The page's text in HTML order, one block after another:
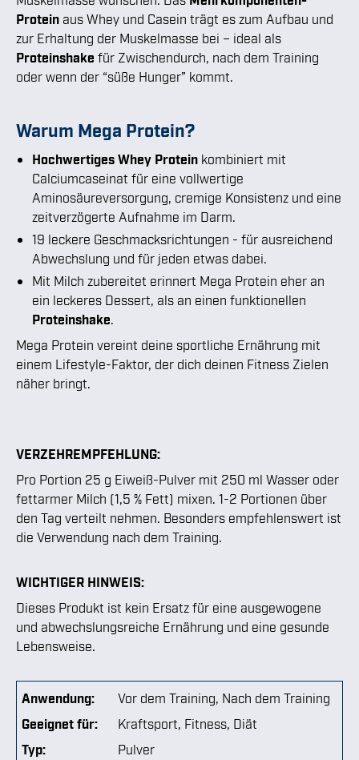
Protein aus Whey und Casein trägt es zum Aufbau und
zur Erhaltung der Muskelmasse bei – ideal als
Proteinshake für Zwischendurch, nach dem Training
oder wenn der “süße Hunger” kommt.
Warum Mega Protein?
Hochwertiges Whey Protein kombiniert mit
Calciumcaseinat für eine vollwertige
Aminosäureversorgung, cremige Konsistenz und eine
zeitverzögerte Aufnahme im Darm.
19 leckere Geschmacksrichtungen - für ausreichend
Abwechslung und für jeden etwas dabei.
Mit Milch zubereitet erinnert Mega Protein eher an
ein leckeres Dessert, als an einen funktionellen
Proteinshake.
Mega Protein vereint deine sportliche Ernährung mit
einem Lifestyle-Faktor, der dich deinen Fitness Zielen
näher bringt.
VERZEHREMPFEHLUNG:
Pro Portion 25 g Eiweiß-Pulver mit 250 ml Wasser oder
fettarmer Milch (1,5 % Fett) mixen. 1-2 Portionen über
den Tag verteilt nehmen. Besonders empfehlenswert ist
die Verwendung nach dem Training.
WICHTIGER HINWEIS:
Dieses Produkt ist kein Ersatz für eine ausgewogene
und abwechslungsreiche Ernährung und eine gesunde
Lebensweise.
Anwendung: Vor dem Training, Nach dem Training
Geeignet für:
Kraftsport, Fitness, Diät
Typ:
Pulver